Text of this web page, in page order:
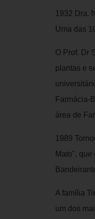
1932 Dra.
Uma das
O Prof. Dr
plantas e
Farmácia-
área de
1989
Mato",
A família
um dos